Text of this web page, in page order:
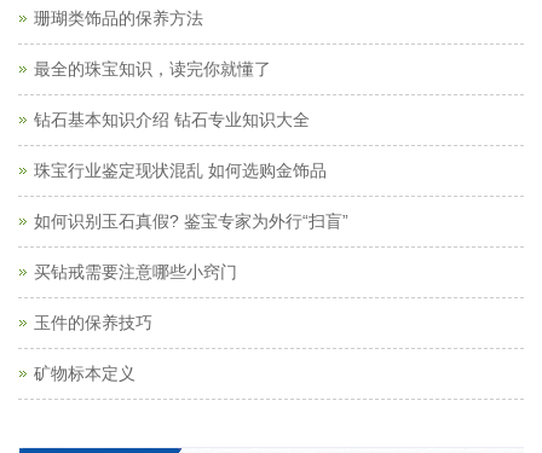
珊瑚类饰品的保养方法
最全的珠宝知识，读完你就懂了
钻石基本知识介绍 钻石专业知识大全
珠宝行业鉴定现状混乱 如何选购金饰品
如何识别玉石真假? 鉴宝专家为外行“扫盲”
买钻戒需要注意哪些小窍门
玉件的保养技巧
矿物标本定义